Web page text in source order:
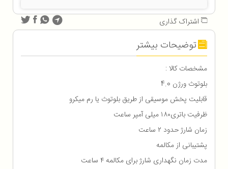
اشتراک گذاری
توضیحات بیشتر
مشخصات کالا :
بلوتوث ورژن 4.0
قابلیت پخش موسیقی از طریق بلوتوث یا رم میکرو
ظرفیت باتری۱۸۰ میلی آمپر ساعت
زمان شارژ حدود ۲ ساعت
پشتیبانی از مکالمه
مدت زمان نگهداری شارژ برای مکالمه ۴ ساعت